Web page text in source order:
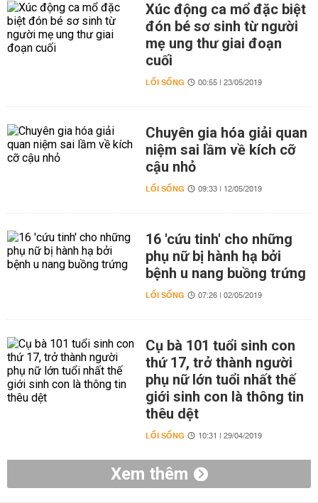
Xúc động ca mổ đặc biệt
đón bé sơ sinh từ người
mẹ ung thư giai đoạn
cuối
LỐI SỐNG 00:55 | 23/05/2019
Chuyên gia hóa giải quan
niệm sai lầm về kích cỡ
cậu nhỏ
LỐI SỐNG 09:33 | 12/05/2019
16 'cứu tinh' cho những
phụ nữ bị hành hạ bởi
bệnh u nang buồng trứng
LỐI SỐNG 07:26 | 02/05/2019
Cụ bà 101 tuổi sinh con
thứ 17, trở thành người
phụ nữ lớn tuổi nhất thế
giới sinh con là thông tin
thêu dệt
LỐI SỐNG 10:31 | 29/04/2019
Xem thêm